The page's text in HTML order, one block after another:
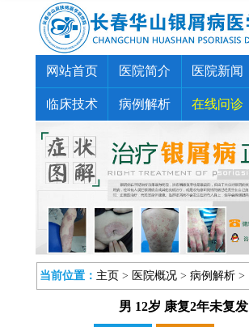
网站首页 医院简介 医院新闻
临床技术 病例解析 在线问诊
当前位置： 主页 > 医院概况 > 病例解析 >
男 12岁 康复2年未复发
您好，请问有什么可以帮助到您…